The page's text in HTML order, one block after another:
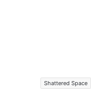
Shattered Space